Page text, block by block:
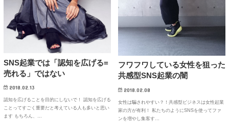
SNS起業では「認知を広げる=
売れる」ではない
2018.02.13
認知を広げることを目的にしないで！ 認知を広げる
ことってすごく重要だと考えている人も多いと思い
ます もちろん、…
フワフワしている女性を狙った
共感型SNS起業の闇
2018.02.08
女性は騙されやすい？！共感型ビジネスは女性起業
家の方が有利！ 私たちのようにSNSを使ってファ
ンを増やし集客す…